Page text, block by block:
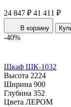
24 847 ₽ 41 411 ₽
В корзину
-40%
Шкаф ШК-1032
Высота 2224
Ширина 900
Глубина 352
Цвета ЛЕРОМ